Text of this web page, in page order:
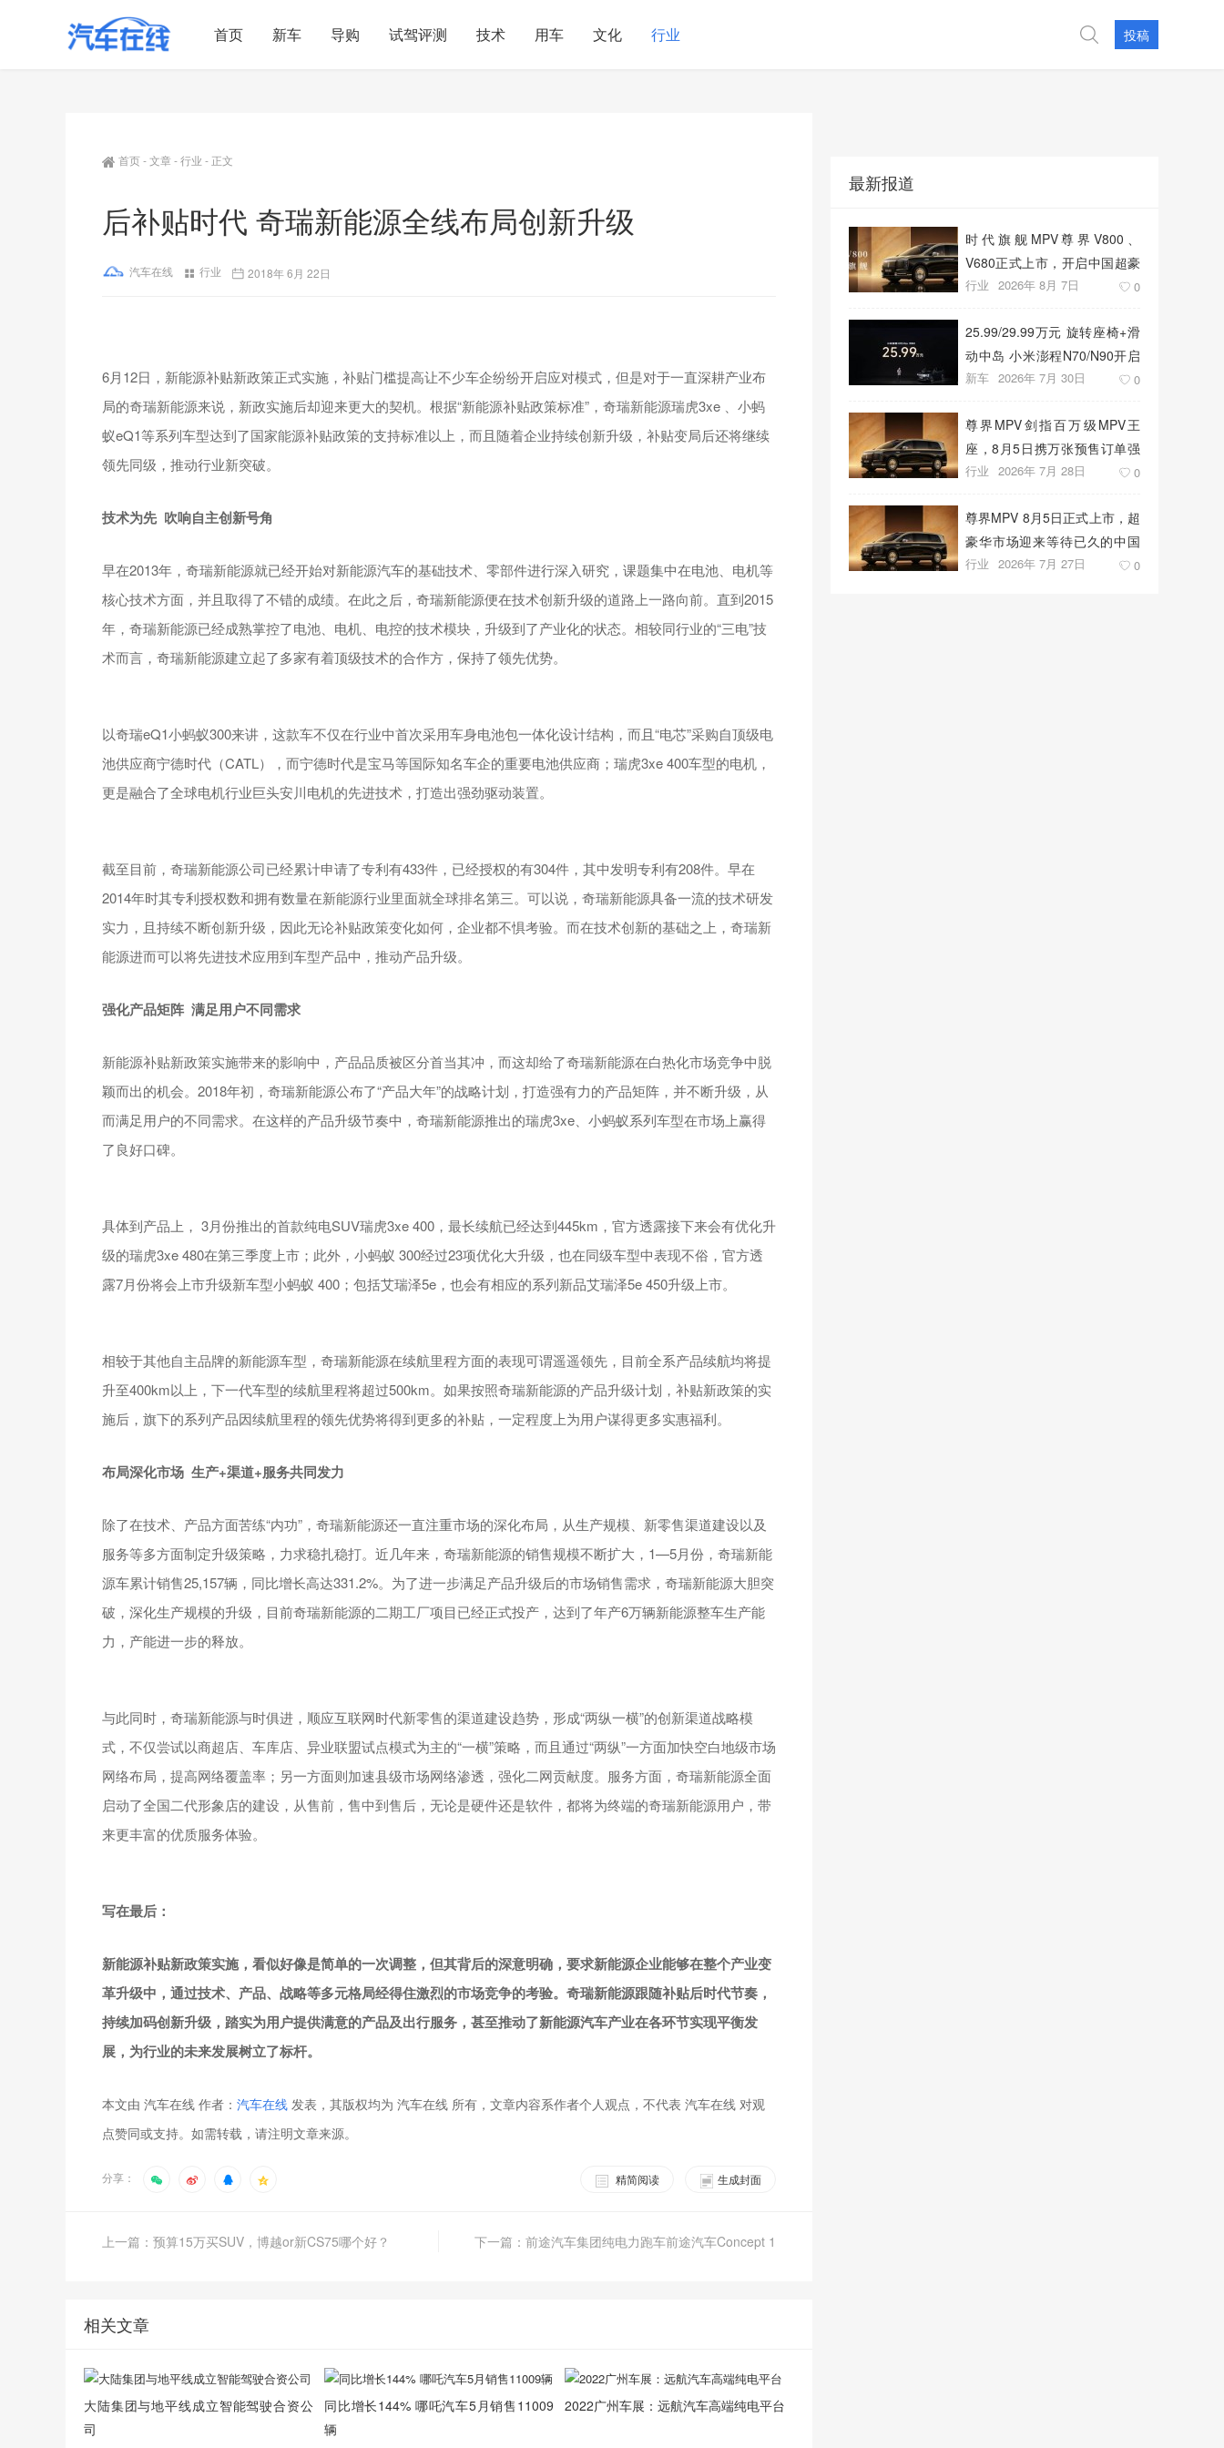
首页 新车 导购 试驾评测 技术 用车 文化 行业 投稿
首页-文章-行业 - 正文
后补贴时代 奇瑞新能源全线布局创新升级
汽车在线 行业 2018年 6月 22日
6月12日，新能源补贴新政策正式实施，补贴门槛提高让不少车企纷纷开启应对模式，但是对于一直深耕产业布
局的奇瑞新能源来说，新政实施后却迎来更大的契机。根据“新能源补贴政策标准”，奇瑞新能源瑞虎3xe 、小蚂
蚁eQ1等系列车型达到了国家能源补贴政策的支持标准以上，而且随着企业持续创新升级，补贴变局后还将继续
领先同级，推动行业新突破。
技术为先 吹响自主创新号角
早在2013年，奇瑞新能源就已经开始对新能源汽车的基础技术、零部件进行深入研究，课题集中在电池、电机等
核心技术方面，并且取得了不错的成绩。在此之后，奇瑞新能源便在技术创新升级的道路上一路向前。直到2015
年，奇瑞新能源已经成熟掌控了电池、电机、电控的技术模块，升级到了产业化的状态。相较同行业的“三电”技
术而言，奇瑞新能源建立起了多家有着顶级技术的合作方，保持了领先优势。
以奇瑞eQ1小蚂蚁300来讲，这款车不仅在行业中首次采用车身电池包一体化设计结构，而且“电芯”采购自顶级电
池供应商宁德时代（CATL），而宁德时代是宝马等国际知名车企的重要电池供应商；瑞虎3xe 400车型的电机，
更是融合了全球电机行业巨头安川电机的先进技术，打造出强劲驱动装置。
截至目前，奇瑞新能源公司已经累计申请了专利有433件，已经授权的有304件，其中发明专利有208件。早在
2014年时其专利授权数和拥有数量在新能源行业里面就全球排名第三。可以说，奇瑞新能源具备一流的技术研发
实力，且持续不断创新升级，因此无论补贴政策变化如何，企业都不惧考验。而在技术创新的基础之上，奇瑞新
能源进而可以将先进技术应用到车型产品中，推动产品升级。
强化产品矩阵 满足用户不同需求
新能源补贴新政策实施带来的影响中，产品品质被区分首当其冲，而这却给了奇瑞新能源在白热化市场竞争中脱
颖而出的机会。2018年初，奇瑞新能源公布了“产品大年”的战略计划，打造强有力的产品矩阵，并不断升级，从
而满足用户的不同需求。在这样的产品升级节奏中，奇瑞新能源推出的瑞虎3xe、小蚂蚁系列车型在市场上赢得
了良好口碑。
具体到产品上， 3月份推出的首款纯电SUV瑞虎3xe 400，最长续航已经达到445km，官方透露接下来会有优化升
级的瑞虎3xe 480在第三季度上市；此外，小蚂蚁 300经过23项优化大升级，也在同级车型中表现不俗，官方透
露7月份将会上市升级新车型小蚂蚁 400；包括艾瑞泽5e，也会有相应的系列新品艾瑞泽5e 450升级上市。
相较于其他自主品牌的新能源车型，奇瑞新能源在续航里程方面的表现可谓遥遥领先，目前全系产品续航均将提
升至400km以上，下一代车型的续航里程将超过500km。如果按照奇瑞新能源的产品升级计划，补贴新政策的实
施后，旗下的系列产品因续航里程的领先优势将得到更多的补贴，一定程度上为用户谋得更多实惠福利。
布局深化市场 生产+渠道+服务共同发力
除了在技术、产品方面苦练“内功”，奇瑞新能源还一直注重市场的深化布局，从生产规模、新零售渠道建设以及
服务等多方面制定升级策略，力求稳扎稳打。近几年来，奇瑞新能源的销售规模不断扩大，1—5月份，奇瑞新能
源车累计销售25,157辆，同比增长高达331.2%。为了进一步满足产品升级后的市场销售需求，奇瑞新能源大胆突
破，深化生产规模的升级，目前奇瑞新能源的二期工厂项目已经正式投产，达到了年产6万辆新能源整车生产能
力，产能进一步的释放。
与此同时，奇瑞新能源与时俱进，顺应互联网时代新零售的渠道建设趋势，形成“两纵一横”的创新渠道战略模
式，不仅尝试以商超店、车库店、异业联盟试点模式为主的“一横”策略，而且通过“两纵”一方面加快空白地级市场
网络布局，提高网络覆盖率；另一方面则加速县级市场网络渗透，强化二网贡献度。服务方面，奇瑞新能源全面
启动了全国二代形象店的建设，从售前，售中到售后，无论是硬件还是软件，都将为终端的奇瑞新能源用户，带
来更丰富的优质服务体验。
写在最后：
新能源补贴新政策实施，看似好像是简单的一次调整，但其背后的深意明确，要求新能源企业能够在整个产业变
革升级中，通过技术、产品、战略等多元格局经得住激烈的市场竞争的考验。奇瑞新能源跟随补贴后时代节奏，
持续加码创新升级，踏实为用户提供满意的产品及出行服务，甚至推动了新能源汽车产业在各环节实现平衡发
展，为行业的未来发展树立了标杆。
本文由 汽车在线 作者： 汽车在线 发表，其版权均为 汽车在线 所有，文章内容系作者个人观点，不代表 汽车在线 对观
点赞同或支持。如需转载，请注明文章来源。
分享： 生成封面
精简阅读
上一篇：预算15万买SUV，博越or新CS75哪个好？ 下一篇：前途汽车集团纯电力跑车前途汽车Concept 1
相关文章
大陆集团与地平线成立智能驾驶合资公
司
同比增长144% 哪吒汽车5月销售11009
辆
2022广州车展：远航汽车高端纯电平台
最新报道
时代旗舰MPV尊界V800、
V680正式上市，开启中国超豪
华MPV发展新篇章
行业 2026年 8月 7日 0
25.99/29.99万元 旋转座椅+滑
动中岛 小米澎程N70/N90开启
预售
新车 2026年 7月 30日 0
尊界MPV剑指百万级MPV王
座，8月5日携万张预售订单强
势上市
行业 2026年 7月 28日 0
尊界MPV 8月5日正式上市，超
豪华市场迎来等待已久的中国
答案
行业 2026年 7月 27日 0